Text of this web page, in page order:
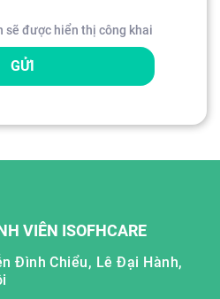
sẽ được hiển thị công khai
GỬI
VIÊN ISOFHCARE
Đình Chiểu, Lê Đại Hành,